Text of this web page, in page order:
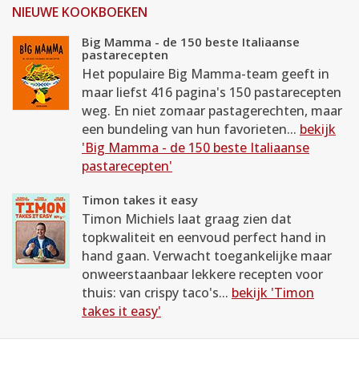
NIEUWE KOOKBOEKEN
Big Mamma - de 150 beste Italiaanse
pastarecepten
Het populaire Big Mamma-team geeft in
maar liefst 416 pagina's 150 pastarecepten
weg. En niet zomaar pastagerechten, maar
een bundeling van hun favorieten... bekijk
'Big Mamma - de 150 beste Italiaanse
pastarecepten'
Timon takes it easy
Timon Michiels laat graag zien dat
topkwaliteit en eenvoud perfect hand in
hand gaan. Verwacht toegankelijke maar
onweerstaanbaar lekkere recepten voor
thuis: van crispy taco's... bekijk 'Timon
takes it easy'